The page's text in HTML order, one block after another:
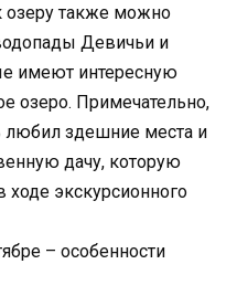
озеру также можно
Девичьи и
имеют интересную
озеро. Примечательно,
любил здешние места и
дачу, которую
экскурсионного